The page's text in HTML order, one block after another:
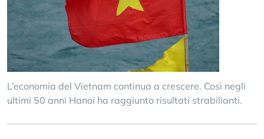
L’economia del Vietnam continua a crescere. Così negli
ultimi 50 anni Hanoi ha raggiunto risultati strabilianti.